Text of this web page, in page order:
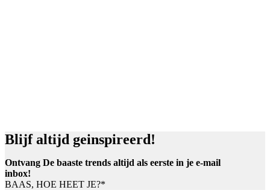
Blijf altijd geinspireerd!
Ontvang De baaste trends altijd als eerste in je e-mail
inbox!
BAAS, HOE HEET JE?*